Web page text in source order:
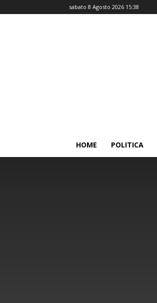
sabato 8 Agosto 2026 15:38
HOME POLITICA